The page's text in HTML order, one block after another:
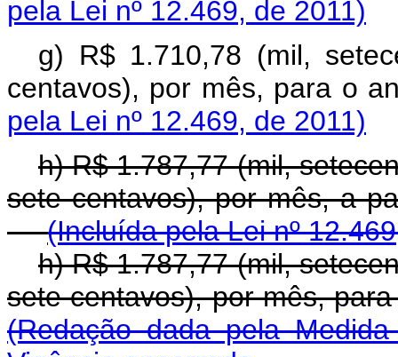
pela Lei nº 12.469, de 2011)
g) R$ 1.710,78 (mil,
centavos), por mês, para
pela Lei nº 12.469, de 2011)
h) R$ 1.787,77 (mil,
sete centavos), por mês,
(Incluída pela Lei nº
h) R$ 1.787,77 (mil,
sete centavos), por mês,
(Redação dada pela